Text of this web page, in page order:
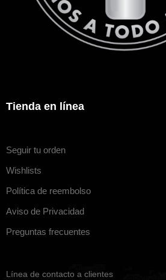
Tienda en línea
Seguir tu orden
Wishlists
Política de reembolso
Aviso de Privacidad
Preguntas frecuentes
Línea de contacto a clientes